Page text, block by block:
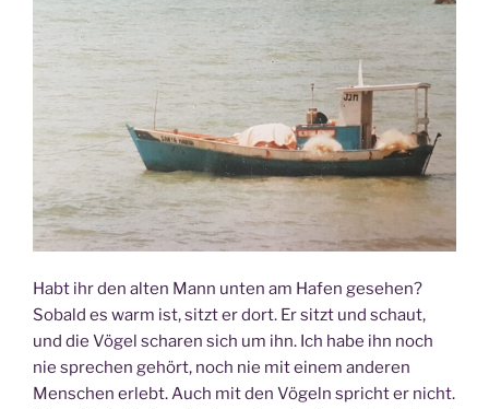
Habt ihr den alten Mann unten am Hafen gesehen?
Sobald es warm ist, sitzt er dort. Er sitzt und schaut,
und die Vögel scharen sich um ihn. Ich habe ihn noch
nie sprechen gehört, noch nie mit einem anderen
Menschen erlebt. Auch mit den Vögeln spricht er nicht.